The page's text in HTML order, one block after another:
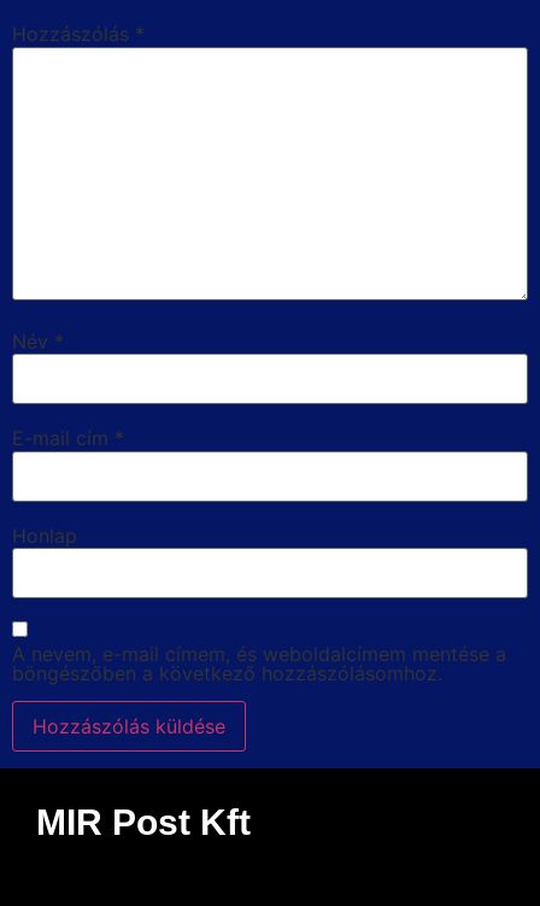
Hozzászólás *
Név *
E-mail cím *
Honlap
A nevem, e-mail címem, és weboldalcímem mentése a
böngészőben a következő hozzászólásomhoz.
MIR Post Kft